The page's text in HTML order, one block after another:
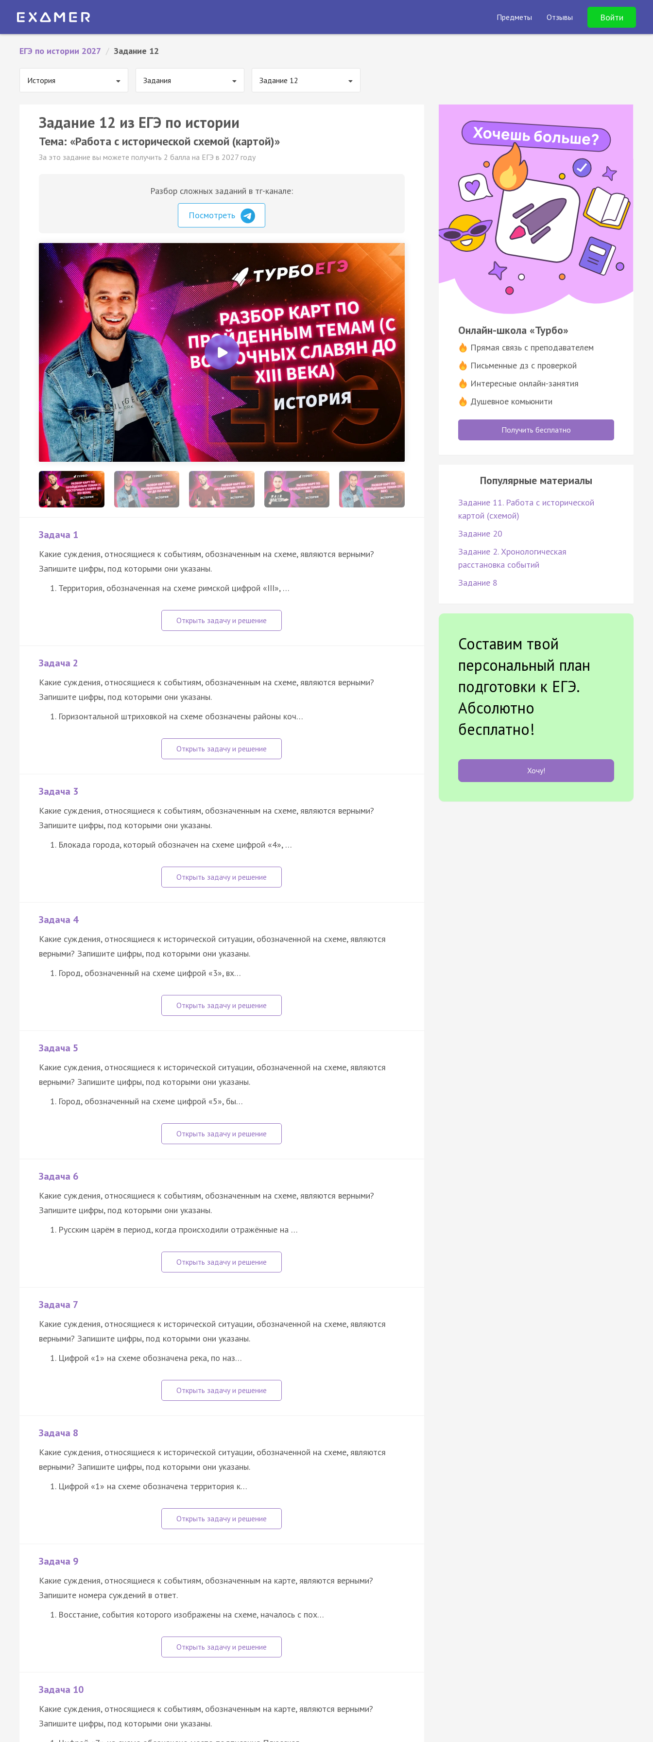
Предметы Отзывы Войти
ЕГЭ по истории 2027 / Задание 12
История Задания Задание 12
Задание 12 из ЕГЭ по истории
Тема: «Работа с исторической схемой (картой)»
За это задание вы можете получить 2 балла на ЕГЭ в 2027 году
Разбор сложных заданий в тг-канале:
Посмотреть
Задача 1
Какие суждения, относящиеся к событиям, обозначенным на схеме, являются верными?
Запишите цифры, под которыми они указаны.
Территория, обозначенная на схеме римской цифрой «III», …
Задача 2
Какие суждения, относящиеся к событиям, обозначенным на схеме, являются верными?
Запишите цифры, под которыми они указаны.
Горизонтальной штриховкой на схеме обозначены районы коч…
Задача 3
Какие суждения, относящиеся к событиям, обозначенным на схеме, являются верными?
Запишите цифры, под которыми они указаны.
Блокада города, который обозначен на схеме цифрой «4», …
Задача 4
Какие суждения, относящиеся к исторической ситуации, обозначенной на схеме, являются
верными? Запишите цифры, под которыми они указаны.
Город, обозначенный на схеме цифрой «3», вх…
Задача 5
Какие суждения, относящиеся к исторической ситуации, обозначенной на схеме, являются
верными? Запишите цифры, под которыми они указаны.
Город, обозначенный на схеме цифрой «5», бы…
Задача 6
Какие суждения, относящиеся к событиям, обозначенным на схеме, являются верными?
Запишите цифры, под которыми они указаны.
Русским царём в период, когда происходили отражённые на …
Задача 7
Какие суждения, относящиеся к исторической ситуации, обозначенной на схеме, являются
верными? Запишите цифры, под которыми они указаны.
Цифрой «1» на схеме обозначена река, по наз…
Задача 8
Какие суждения, относящиеся к исторической ситуации, обозначенной на схеме, являются
верными? Запишите цифры, под которыми они указаны.
Цифрой «1» на схеме обозначена территория к…
Задача 9
Какие суждения, относящиеся к событиям, обозначенным на карте, являются верными?
Запишите номера суждений в ответ.
Восстание, события которого изображены на схеме, началось с пох…
Задача 10
Какие суждения, относящиеся к событиям, обозначенным на карте, являются верными?
Запишите цифры, под которыми они указаны.
Онлайн-школа «Турбо»
Прямая связь с преподавателем
Письменные дз с проверкой
Интересные онлайн-занятия
Душевное комьюнити
Получить бесплатно
Популярные материалы
Задание 11. Работа с исторической
картой (схемой)
Задание 20
Задание 2. Хронологическая
расстановка событий
Задание 8
Составим твой
персональный план
подготовки к ЕГЭ.
Абсолютно
бесплатно!
Хочу!